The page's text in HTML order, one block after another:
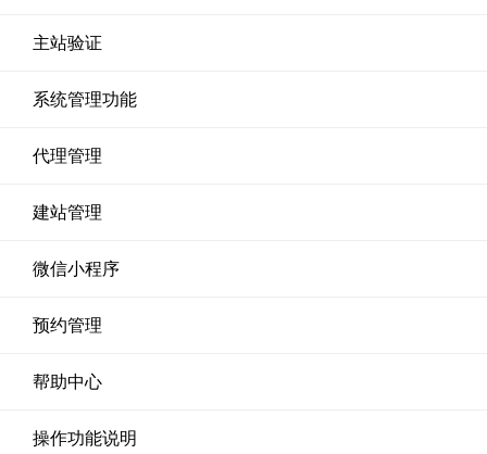
主站验证
系统管理功能
代理管理
建站管理
微信小程序
预约管理
帮助中心
操作功能说明